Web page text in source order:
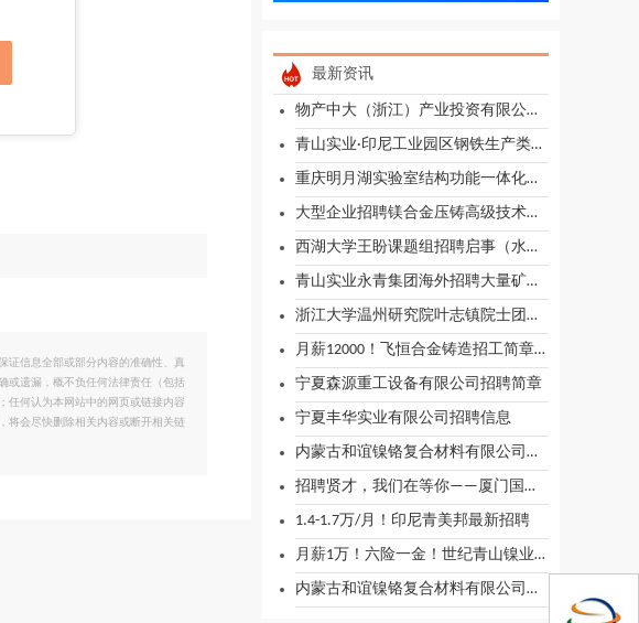
证信息全部或部分内容的准确性、真
或遗漏，概不负任何法律责任（包括
任何认为本网站中的网页或链接内容
将会尽快删除相关内容或断开相关链
最新资讯
物产中大（浙江）产业投资有限公司镁行业人才招聘
青山实业·印尼工业园区钢铁生产类热招岗位
重庆明月湖实验室结构功能一体化镁基材料团队诚邀海内外有志之士加盟
大型企业招聘镁合金压铸高级技术专家
西湖大学王盼课题组招聘启事（水系有机液流电池）
青山实业永青集团海外招聘大量矿热炉相关岗位
浙江大学温州研究院叶志镇院士团队诚聘博士后（锌溴液流电池方向）
月薪12000！飞恒合金铸造招工简章！
宁夏森源重工设备有限公司招聘简章
宁夏丰华实业有限公司招聘信息
内蒙古和谊镍铬复合材料有限公司招聘简章
招聘贤才，我们在等你——厦门国贸不锈钢部诚挚招聘
1.4-1.7万/月！印尼青美邦最新招聘
月薪1万！六险一金！世纪青山镍业招聘简章
内蒙古和谊镍铬复合材料有限公司招聘简章